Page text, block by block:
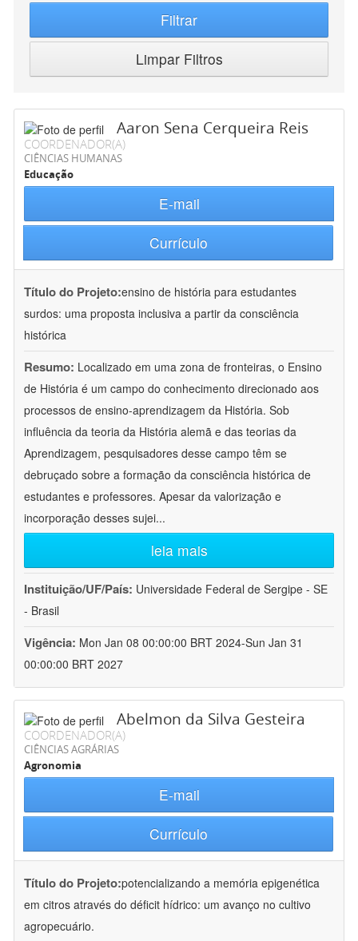
Filtrar
Limpar Filtros
Aaron Sena Cerqueira Reis
COORDENADOR(A)
CIÊNCIAS HUMANAS
Educação
E-mail
Currículo
Título do Projeto:ensino de história para estudantes
surdos: uma proposta inclusiva a partir da consciência
histórica
Resumo: Localizado em uma zona de fronteiras, o Ensino
de História é um campo do conhecimento direcionado aos
processos de ensino-aprendizagem da História. Sob
influência da teoria da História alemã e das teorias da
Aprendizagem, pesquisadores desse campo têm se
debruçado sobre a formação da consciência histórica de
estudantes e professores. Apesar da valorização e
incorporação desses sujei...
leia mais
Instituição/UF/País: Universidade Federal de Sergipe - SE
- Brasil
Vigência: Mon Jan 08 00:00:00 BRT 2024-Sun Jan 31
00:00:00 BRT 2027
Abelmon da Silva Gesteira
COORDENADOR(A)
CIÊNCIAS AGRÁRIAS
Agronomia
E-mail
Currículo
Título do Projeto:potencializando a memória epigenética
em citros através do déficit hídrico: um avanço no cultivo
agropecuário.